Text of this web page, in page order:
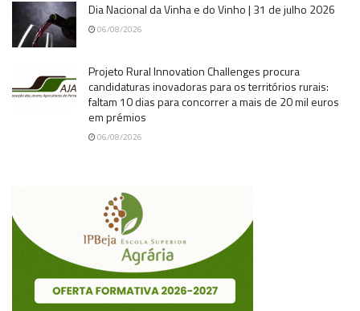
Dia Nacional da Vinha e do Vinho | 31 de julho 2026
06/08/2026
Projeto Rural Innovation Challenges procura
candidaturas inovadoras para os territórios rurais:
faltam 10 dias para concorrer a mais de 20 mil euros
em prémios
06/08/2026